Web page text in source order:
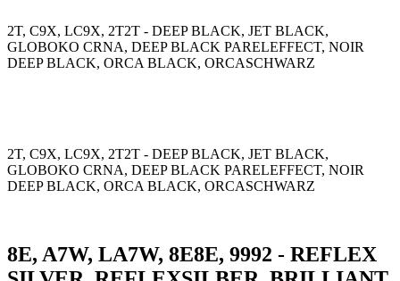
2T, C9X, LC9X, 2T2T - DEEP BLACK, JET BLACK,
GLOBOKO CRNA, DEEP BLACK PARELEFFECT, NOIR
DEEP BLACK, ORCA BLACK, ORCASCHWARZ
2T, C9X, LC9X, 2T2T - DEEP BLACK, JET BLACK,
GLOBOKO CRNA, DEEP BLACK PARELEFFECT, NOIR
DEEP BLACK, ORCA BLACK, ORCASCHWARZ
8E, A7W, LA7W, 8E8E, 9992 - REFLEX